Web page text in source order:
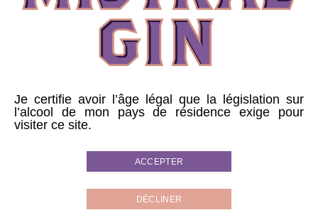
Je certifie avoir l’âge légal que la législation sur
l’alcool de mon pays de résidence exige pour
visiter ce site.
ACCEPTER
DÉCLINER